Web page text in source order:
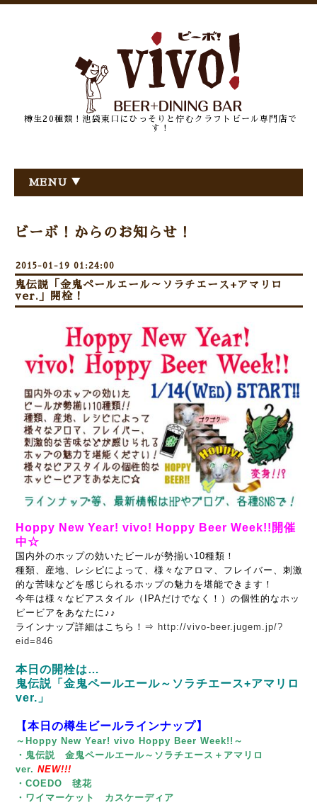
樽生20種類！池袋東口にひっそりと佇むクラフトビール専門店で
す！
MENU ▼
ビーボ！からのお知らせ！
2015-01-19 01:24:00
鬼伝説「金鬼ペールエール～ソラチエース+アマリロ
ver.」開栓！
Hoppy New Year! vivo! Hoppy Beer Week!!開催
中☆
国内外のホップの効いたビールが勢揃い10種類！
種類、産地、レシピによって、様々なアロマ、フレイバー、刺激
的な苦味などを感じられるホップの魅力を堪能できます！
今年は様々なビアスタイル（IPAだけでなく！）の個性的なホッ
ピービアをあなたに♪♪
ラインナップ詳細はこちら！⇒ http://vivo-beer.jugem.jp/?
eid=846
本日の開栓は…
鬼伝説「金鬼ペールエール～ソラチエース+アマリロ
ver.」
【本日の樽生ビールラインナップ】
～Hoppy New Year! vivo Hoppy Beer Week!!～
・鬼伝説 金鬼ペールエール～ソラチエース＋アマリロ
ver. NEW!!!
・COEDO 毬花
・ワイマーケット カスケーディア